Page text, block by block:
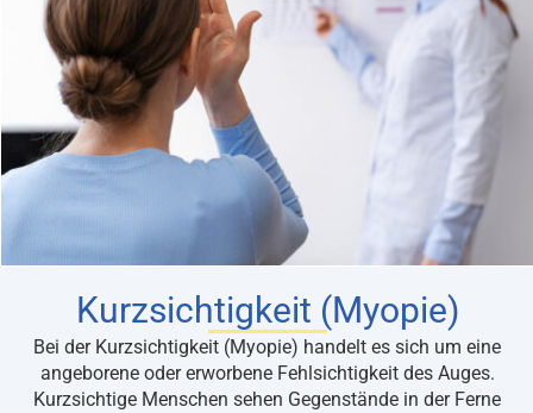
Kurzsichtigkeit (Myopie)
Bei der Kurzsichtigkeit (Myopie) handelt es sich um eine
angeborene oder erworbene Fehlsichtigkeit des Auges.
Kurzsichtige Menschen sehen Gegenstände in der Ferne